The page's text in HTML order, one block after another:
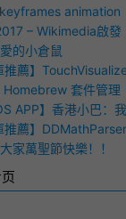
animation
（书法）效果
– Wikimedia啟發
的小倉鼠
推薦】
觸摸的位置套件管理
APP】香港小巴：我
推薦】DDMathParser
算式）計算結果
家萬聖節快樂！！